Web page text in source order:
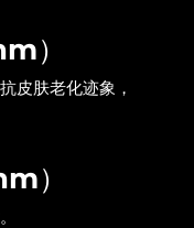
）
皮肤老化迹象，
）
预计送达日期
预计送达日期8/8/26
预计送达日期